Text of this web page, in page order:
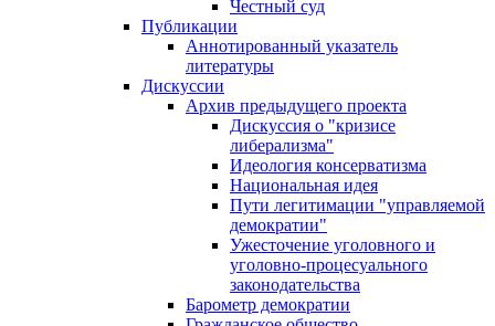
Честный суд
Публикации
Аннотированный указатель
литературы
Дискуссии
Архив предыдущего проекта
Дискуссия о "кризисе
либерализма"
Идеология консерватизма
Национальная идея
Пути легитимации "управляемой
демократии"
Ужесточение уголовного и
уголовно-процесуального
законодательства
Барометр демократии